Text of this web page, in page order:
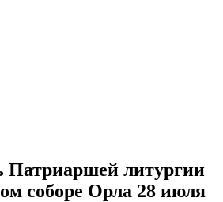
Патриаршей литургии
соборе Орла 28 июля